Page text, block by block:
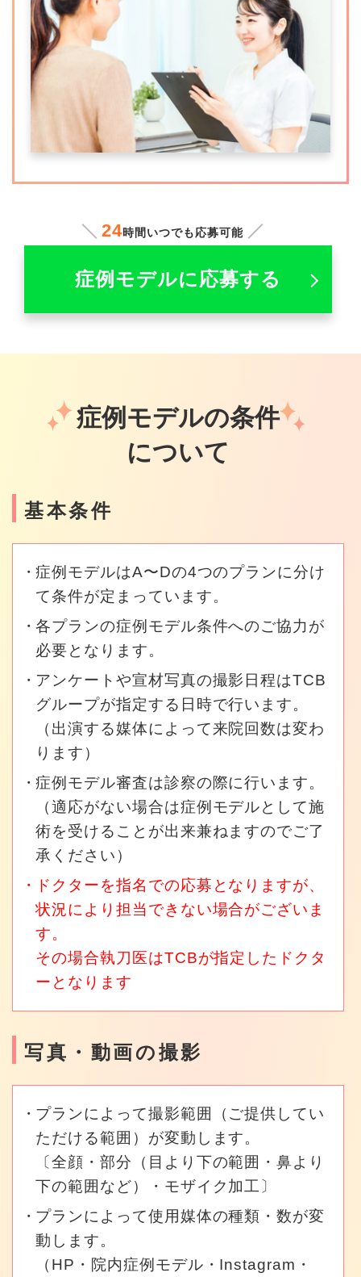
24時間いつでも応募可能
症例モデルに応募する
症例モデルの条件
について
基本条件
症例モデルはA〜Dの4つのプランに分け
て条件が定まっています。
各プランの症例モデル条件へのご協力が
必要となります。
アンケートや宣材写真の撮影日程はTCB
グループが指定する日時で行います。
（出演する媒体によって来院回数は変わ
ります）
症例モデル審査は診察の際に行います。
（適応がない場合は症例モデルとして施
術を受けることが出来兼ねますのでご了
承ください）
ドクターを指名での応募となりますが、
状況により担当できない場合がございま
す。
その場合執刀医はTCBが指定したドクタ
ーとなります
写真・動画の撮影
プランによって撮影範囲（ご提供してい
ただける範囲）が変動します。
〔全顔・部分（目より下の範囲・鼻より
下の範囲など）・モザイク加工〕
プランによって使用媒体の種類・数が変
動します。
（HP・院内症例モデル・Instagram・